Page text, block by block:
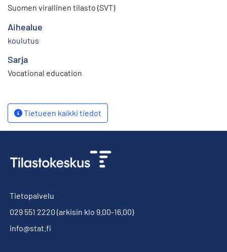
Suomen virallinen tilasto (SVT)
Aihealue
koulutus
Sarja
Vocational education
Tietueen kaikki tiedot
Tietopalvelu
029 551 2220 (arkisin klo 9.00-16.00)
info@stat.fi